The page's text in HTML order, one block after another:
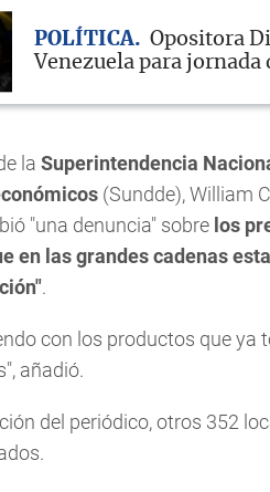
POLÍTICA
Opositora
Venezuela para
la Superintendencia
(Sundde), William
"una denuncia" sobre los
en las grandes cadenas
.
con los productos que ya
añadió.
del periódico, otros 352